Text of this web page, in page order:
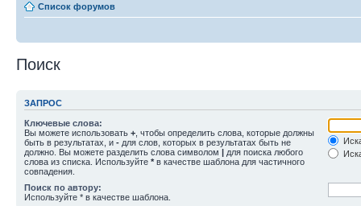
Список форумов
Поиск
ЗАПРОС
Ключевые слова:
Вы можете использовать + , чтобы определить слова, которые должны
быть в результатах, и - для слов, которых в результатах быть не
должно. Вы можете разделить слова символом | для поиска любого
слова из списка. Используйте * в качестве шаблона для частичного
совпадения.
Поиск по автору:
Используйте * в качестве шаблона.